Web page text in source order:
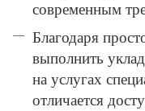
современным
Благодаря
выполнить
на услугах
отличается